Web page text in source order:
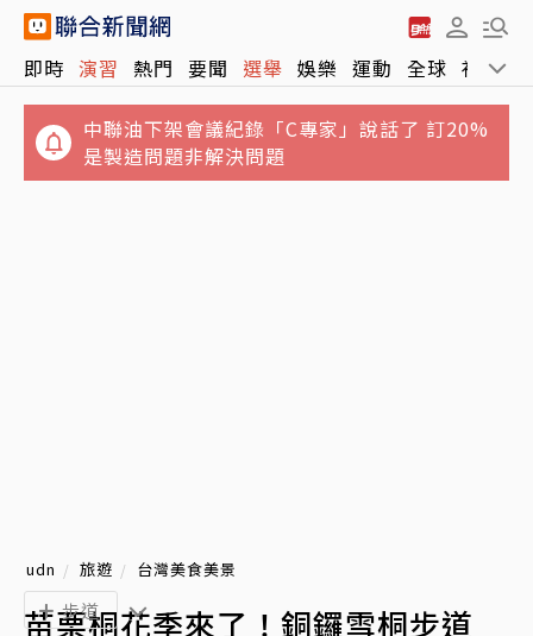
即時 演習 熱門 要聞 選舉 娛樂 運動 全球 社會
日公投決定下一步
中聯油下架會議紀錄「C專家」說話了 訂20%
是製造問題非解決問題
udn 旅遊 台灣美食美景
苗栗桐花季來了！銅鑼雪桐步道
步道